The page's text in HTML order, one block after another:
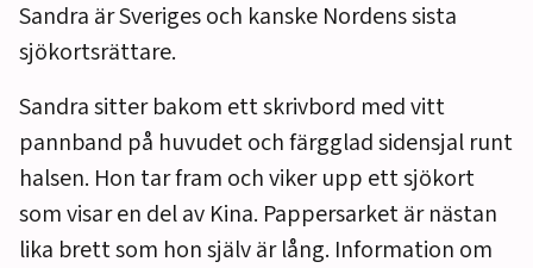
Sandra är Sveriges och kanske Nordens sista
sjökortsrättare.
Sandra sitter bakom ett skrivbord med vitt
pannband på huvudet och färgglad sidensjal runt
halsen. Hon tar fram och viker upp ett sjökort
som visar en del av Kina. Pappersarket är nästan
lika brett som hon själv är lång. Information om